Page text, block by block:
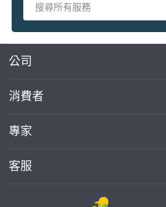
公司
消費者
專家
客服
繼續完成